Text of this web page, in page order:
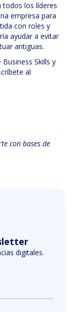
todos los líderes
empresa para
con roles y
ayudar a evitar
antiguas.
Skills y
al
con bases de
digitales.